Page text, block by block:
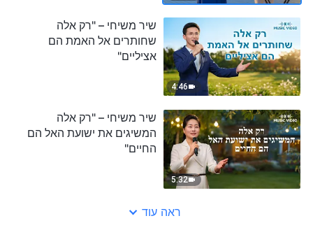
4:46
שיר משיחי – "רק אלה
שחותרים אל האמת הם
אציליים"
5:32
שיר משיחי – "רק אלה
המשיגים את ישועת האל הם
החיים"
ראה עוד